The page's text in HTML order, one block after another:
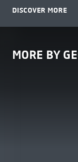
DISCOVER MORE
MORE BY